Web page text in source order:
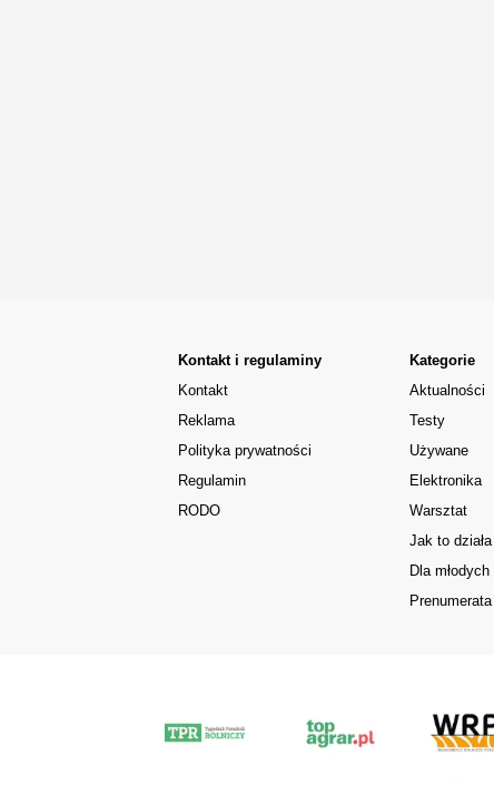
Kontakt i regulaminy
Kontakt
Reklama
Polityka prywatności
Regulamin
RODO
Kategorie
Aktualności
Testy
Używane
Elektronika
Warsztat
Jak to działa
Dla młodych
Prenumerata